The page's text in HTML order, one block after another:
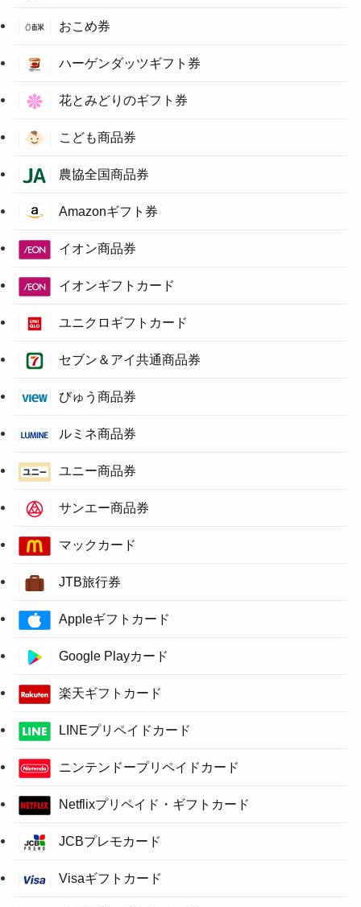
おこめ券
ハーゲンダッツギフト券
花とみどりのギフト券
こども商品券
農協全国商品券
Amazonギフト券
イオン商品券
イオンギフトカード
ユニクロギフトカード
セブン＆アイ共通商品券
びゅう商品券
ルミネ商品券
ユニー商品券
サンエー商品券
マックカード
JTB旅行券
Appleギフトカード
Google Playカード
楽天ギフトカード
LINEプリペイドカード
ニンテンドープリペイドカード
Netflixプリペイド・ギフトカード
JCBプレモカード
Visaギフトカード